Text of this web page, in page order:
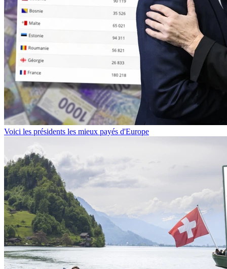
Voici les présidents les mieux payés d'Europe